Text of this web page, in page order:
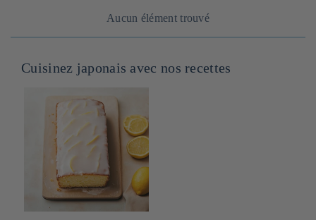
Aucun élément trouvé
Cuisinez japonais avec nos recettes